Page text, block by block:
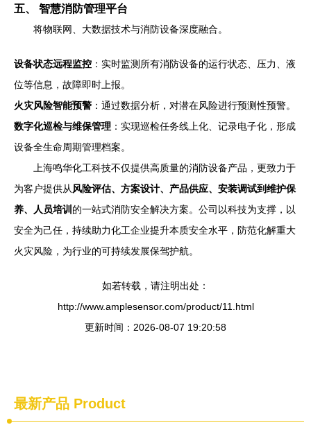
五、 智慧消防管理平台
将物联网、大数据技术与消防设备深度融合。
设备状态远程监控 ：实时监测所有消防设备的运行状态、压力、液
位等信息，故障即时上报。
火灾风险智能预警 ：通过数据分析，对潜在风险进行预测性预警。
数字化巡检与维保管理 ：实现巡检任务线上化、记录电子化，形成
设备全生命周期管理档案。
上海鸣华化工科技不仅提供高质量的消防设备产品，更致力于
为客户提供从 风险评估、方案设计、产品供应、安装调试到维护保
养、人员培训 的一站式消防安全解决方案。公司以科技为支撑，以
安全为己任，持续助力化工企业提升本质安全水平，防范化解重大
火灾风险，为行业的可持续发展保驾护航。
如若转载，请注明出处：
http://www.amplesensor.com/product/11.html
更新时间：2026-08-07 19:20:58
最新产品 Product